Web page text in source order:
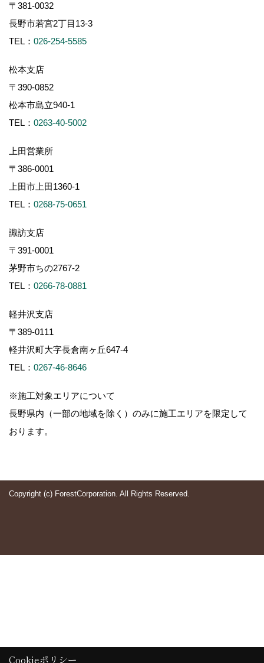
〒381-0032
長野市若宮2丁目13-3
TEL： 026-254-5585
松本支店
〒390-0852
松本市島立940-1
TEL： 0263-40-5002
上田営業所
〒386-0001
上田市上田1360-1
TEL： 0268-75-0651
諏訪支店
〒391-0001
茅野市ちの2767-2
TEL： 0266-78-0881
軽井沢支店
〒389-0111
軽井沢町大字長倉南ヶ丘647-4
TEL： 0267-46-8646
※施工対象エリアについて
長野県内（一部の地域を除く）のみに施工エリアを限定して
おります。
Copyright (c) ForestCorporation. All Rights Reserved.
Cookieポリシー